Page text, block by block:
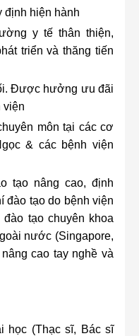
định hiện hành
y tế thân thiện,
triển và thăng tiến
Được hưởng ưu đãi
viện
môn tại các cơ
& các bệnh viện
tạo nâng cao, định
đào tạo do bệnh viện
tạo chuyên khoa
nước (Singapore,
cao tay nghề và
học (Thạc sĩ, Bác sĩ